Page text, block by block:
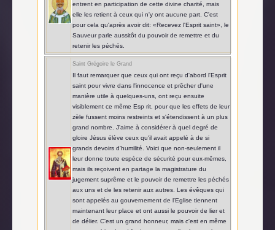
entrent en participation de cette divine charité, mais
elle les retient à ceux qui n'y ont aucune part. C'est
pour cela qu'après avoir dit: «Recevez l'Esprit saint», le
Sauveur parle aussitôt du pouvoir de remettre et du
retenir les péchés.
Saint Grégoire le Grand
Il faut remarquer que ceux qui ont reçu d'abord l'Esprit
saint pour vivre dans l'innocence et prêcher d'une
manière utile à quelques-uns, ont reçu ensuite
visiblement ce même Esp rit, pour que les effets de leur
zèle fussent moins restreints et s'étendissent à un plus
grand nombre. J'aime à considérer à quel degré de
gloire Jésus élève ceux qu'il avait appelé à de si
grands devoirs d'humilité. Voici que non-seulement il
leur donne toute espèce de sécurité pour eux-mêmes,
mais ils reçoivent en partage la magistrature du
jugement suprême et le pouvoir de remettre les péchés
aux uns et de les retenir aux autres. Les évêques qui
sont appelés au gouvernement de l'Eglise tiennent
maintenant leur place et ont aussi le pouvoir de lier et
de délier. C'est un grand honneur, mais c'est en même